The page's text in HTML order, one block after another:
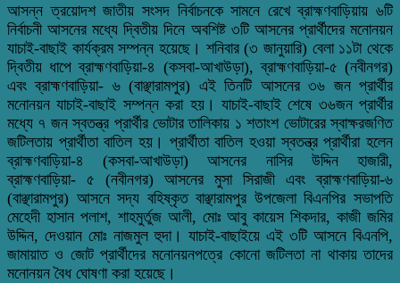
আসন্ন ত্রয়োদশ জাতীয় সংসদ নির্বাচনকে সামনে রেখে ব্রাহ্মণবাড়িয়ায় ৬টি
নির্বাচনী আসনের মধ্যে দ্বিতীয় দিনে অবশিষ্ট ৩টি আসনের প্রার্থীদের মনোনয়ন
যাচাই-বাছাই কার্যক্রম সম্পন্ন হয়েছে। শনিবার (৩ জানুয়ারি) বেলা ১১টা থেকে
দ্বিতীয় ধাপে ব্রাহ্মণবাড়িয়া-৪ (কসবা-আখাউড়া), ব্রাহ্মণবাড়িয়া-৫ (নবীনগর)
এবং ব্রাহ্মণবাড়িয়া- ৬ (বাঞ্ছারামপুর) এই তিনটি আসনের ৩৬ জন প্রার্থীর
মনোনয়ন যাচাই-বাছাই সম্পন্ন করা হয়। যাচাই-বাছাই শেষে ৩৬জন প্রার্থীর
মধ্যে ৭ জন স্বতন্ত্র প্রার্থীর ভোটার তালিকায় ১ শতাংশ ভোটারের স্বাক্ষরজণিত
জটিলতায় প্রার্থীতা বাতিল হয়। প্রার্থীতা বাতিল হওয়া স্বতন্ত্র প্রার্থীরা হলেন
ব্রাহ্মণবাড়িয়া-৪ (কসবা-আখাউড়া) আসনের নাসির উদ্দিন হাজারী,
ব্রাহ্মণবাড়িয়া- ৫ (নবীনগর) আসনের মুসা সিরাজী এবং ব্রাহ্মণবাড়িয়া-৬
(বাঞ্ছারামপুর) আসনে সদ্য বহিষ্কৃত বাঞ্ছারামপুর উপজেলা বিএনপির সভাপতি
মেহেদী হাসান পলাশ, শাহমুর্তুজ আলী, মোঃ আবু কায়েস শিকদার, কাজী জমির
উদ্দিন, দেওয়ান মোঃ নাজমুল হুদা। যাচাই-বাছাইয়ে এই ৩টি আসনে বিএনপি,
জামায়াত ও জোট প্রার্থীদের মনোনয়নপত্রে কোনো জটিলতা না থাকায় তাদের
মনোনয়ন বৈধ ঘোষণা করা হয়েছে।